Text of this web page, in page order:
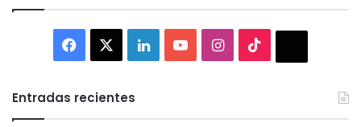
Facebook LinkedInYouTubeInstagram
Entradas recientes